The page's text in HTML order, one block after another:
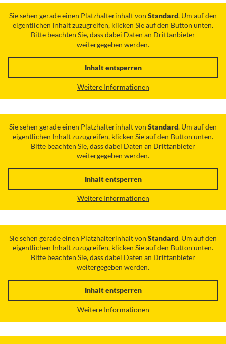
Sie sehen gerade einen Platzhalterinhalt von Standard. Um auf den
eigentlichen Inhalt zuzugreifen, klicken Sie auf den Button unten.
Bitte beachten Sie, dass dabei Daten an Drittanbieter
weitergegeben werden.
Inhalt entsperren
Weitere Informationen
Sie sehen gerade einen Platzhalterinhalt von Standard. Um auf den
eigentlichen Inhalt zuzugreifen, klicken Sie auf den Button unten.
Bitte beachten Sie, dass dabei Daten an Drittanbieter
weitergegeben werden.
Inhalt entsperren
Weitere Informationen
Sie sehen gerade einen Platzhalterinhalt von Standard. Um auf den
eigentlichen Inhalt zuzugreifen, klicken Sie auf den Button unten.
Bitte beachten Sie, dass dabei Daten an Drittanbieter
weitergegeben werden.
Inhalt entsperren
Weitere Informationen